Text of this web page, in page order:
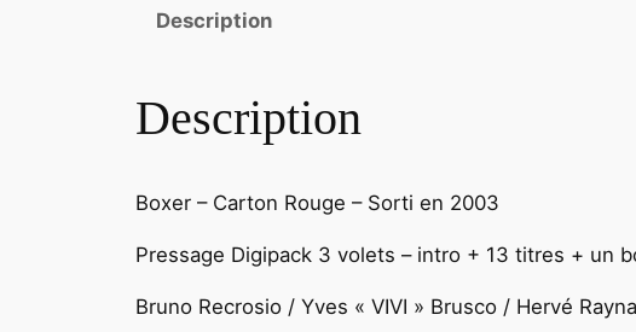
Description
Description
Boxer – Carton Rouge – Sorti en 2003
Pressage Digipack 3 volets – intro + 13 titres + un
Bruno Recrosio / Yves « VIVI » Brusco / Hervé